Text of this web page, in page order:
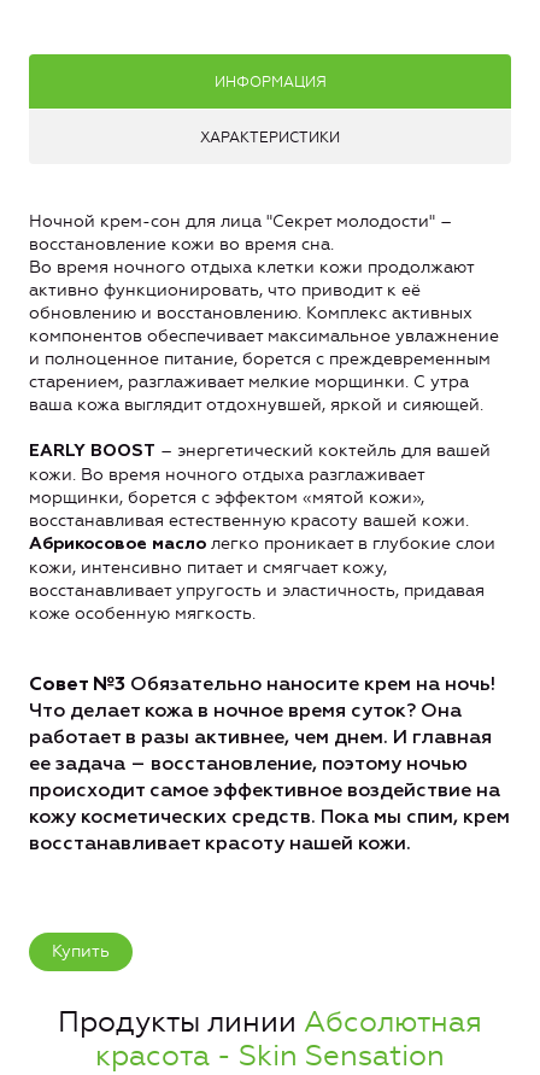
ИНФОРМАЦИЯ
ХАРАКТЕРИСТИКИ
Ночной крем-сон для лица "Секрет молодости" –
восстановление кожи во время сна.
Во время ночного отдыха клетки кожи продолжают
активно функционировать, что приводит к её
обновлению и восстановлению. Комплекс активных
компонентов обеспечивает максимальное увлажнение
и полноценное питание, борется с преждевременным
старением, разглаживает мелкие морщинки. С утра
ваша кожа выглядит отдохнувшей, яркой и сияющей.
EARLY BOOST – энергетический коктейль для вашей
кожи. Во время ночного отдыха разглаживает
морщинки, борется с эффектом «мятой кожи»,
восстанавливая естественную красоту вашей кожи.
Абрикосовое масло легко проникает в глубокие слои
кожи, интенсивно питает и смягчает кожу,
восстанавливает упругость и эластичность, придавая
коже особенную мягкость.
Совет №3 Обязательно наносите крем на ночь!
Что делает кожа в ночное время суток? Она
работает в разы активнее, чем днем. И главная
ее задача – восстановление, поэтому ночью
происходит самое эффективное воздействие на
кожу косметических средств. Пока мы спим, крем
восстанавливает красоту нашей кожи.
Купить
Продукты линии Абсолютная
красота - Skin Sensation